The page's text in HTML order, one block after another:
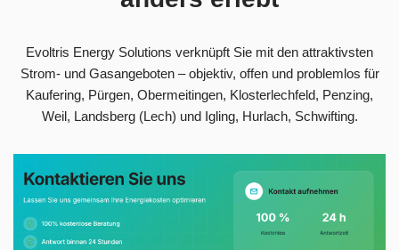
Evoltris Energy Solutions verknüpft Sie mit den attraktivsten
Strom- und Gasangeboten – objektiv, offen und problemlos für
Kaufering, Pürgen, Obermeitingen, Klosterlechfeld, Penzing,
Weil, Landsberg (Lech) und Igling, Hurlach, Schwifting.